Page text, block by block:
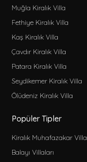
Muğla Kiralık Villa
Fethiye Kiralık Villa
Kaş Kiralık Villa
Çavdır Kiralık Villa
Patara Kiralık Villa
Seydikemer Kiralık Villa
Ölüdeniz Kiralık Villa
Popüler Tipler
Kiralık Muhafazakar Villa
Balayı Villaları